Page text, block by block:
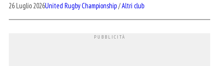
26 Luglio 2026United Rugby Championship/Altri club